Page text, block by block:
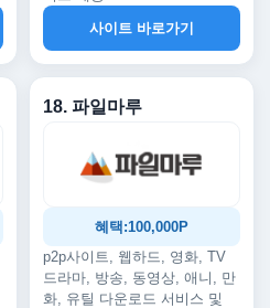
사이트 바로가기
18. 파일마루
혜택:100,000P
p2p사이트, 웹하드, 영화, TV
드라마, 방송, 동영상, 애니, 만
화, 유틸 다운로드 서비스 및